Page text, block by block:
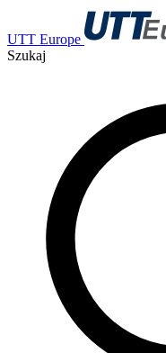
UTT Europe
Szukaj